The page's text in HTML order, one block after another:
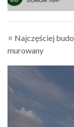
⭐ Najczęściej
murowany